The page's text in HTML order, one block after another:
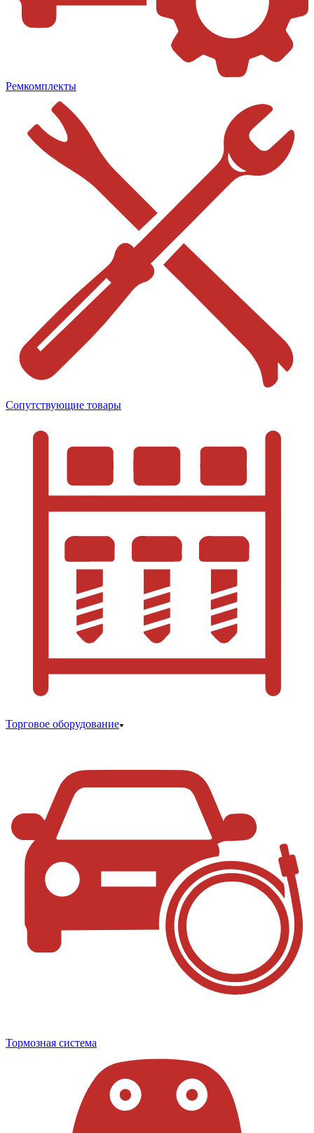
Ремкомплекты
Сопутствующие товары
Торговое оборудование
Тормозная система